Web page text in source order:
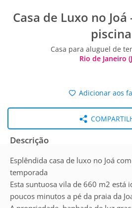
Casa de Luxo no
piscina
Casa para aluguel de
Rio de Janeiro
Adicionar aos
Descrição
Esplêndida casa de luxo no Joá
temporada
Esta suntuosa vila de 660 m2 está
poucos minutos a pé da praia da